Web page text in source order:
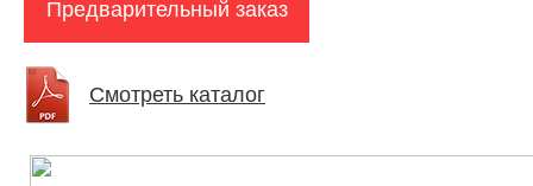
Предварительный заказ
Смотреть каталог